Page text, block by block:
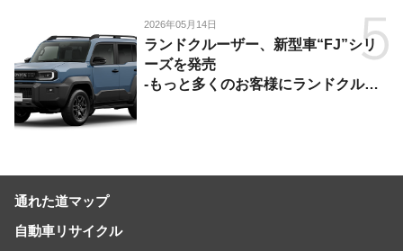
2026年05月14日
ランドクルーザー、新型車“FJ”シリ
ーズを発売
-もっと多くのお客様にランドクルー
通れた道マップ
自動車リサイクル